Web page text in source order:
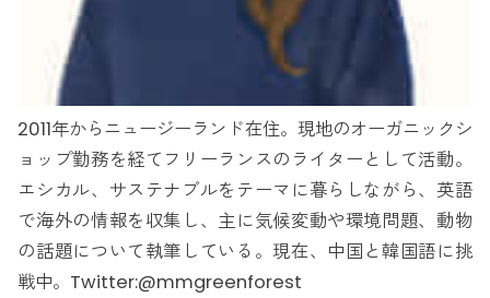
2011年からニュージーランド在住。現地のオーガニックシ
ョップ勤務を経てフリーランスのライターとして活動。
エシカル、サステナブルをテーマに暮らしながら、英語
で海外の情報を収集し、主に気候変動や環境問題、動物
の話題について執筆している。現在、中国と韓国語に挑
戦中。Twitter:@mmgreenforest